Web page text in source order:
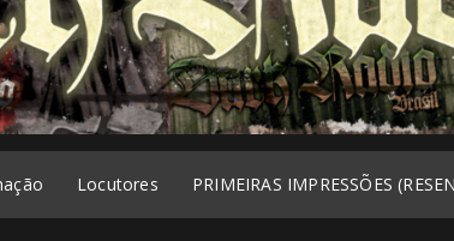
Locutores PRIMEIRAS IMPRESSÕES